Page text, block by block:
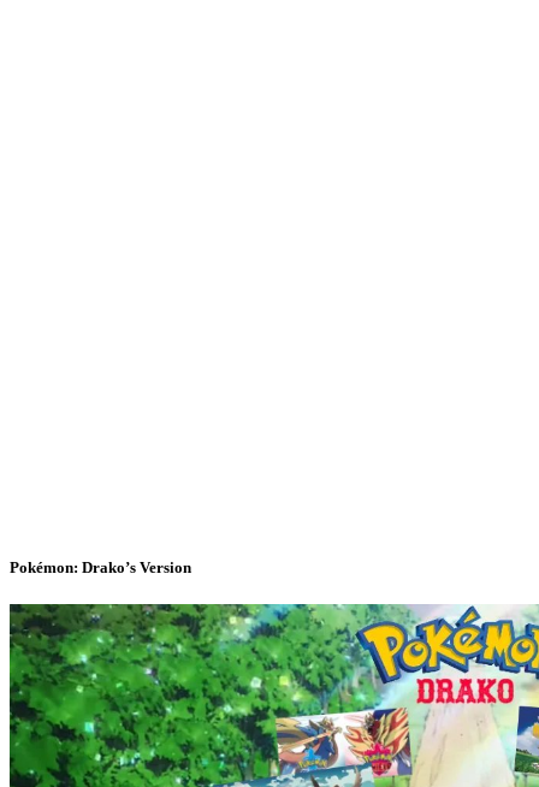
Pokémon: Drako’s Version